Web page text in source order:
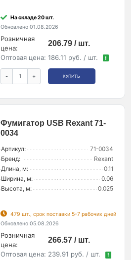
На складе 20 шт.
Обновлено 01.08.2026
Розничная
цена:
206.79 / шт.
Оптовая цена: 186.11 руб. / шт. !
- + КУПИТЬ
Фумигатор USB Rexant 71-
0034
Артикул:
71-0034
Бренд:
Rexant
Длина, м:
0.11
Ширина, м:
0.06
Высота, м:
0.025
479 шт., срок поставки 5-7 рабочих дней
Обновлено 05.08.2026
Розничная
цена:
266.57 / шт.
Оптовая цена: 239.91 руб. / шт. !